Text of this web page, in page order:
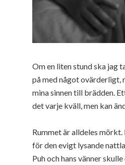
Om en liten stund ska jag
på med något ovärderligt,
mina sinnen till brädden.
det varje kväll, men kan
Rummet är alldeles
för den evigt lysande
Puh och hans vänner